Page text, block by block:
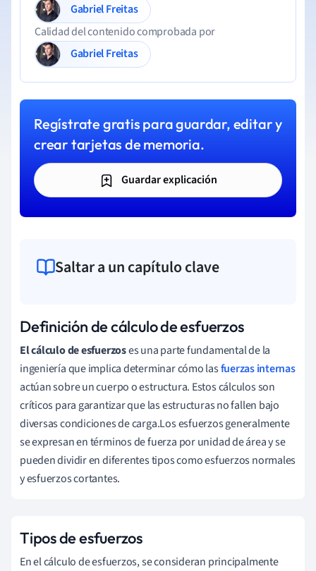
Gabriel Freitas
Calidad del contenido comprobada por
Gabriel Freitas
Regístrate gratis para guardar, editar y
crear tarjetas de memoria.
Guardar explicación
Saltar a un capítulo clave
Definición de cálculo de esfuerzos
El cálculo de esfuerzoses una parte fundamental de la
ingeniería que implica determinar cómo lasfuerzas internas
actúan sobre un cuerpo o estructura. Estos cálculos son
críticos para garantizar que las estructuras no fallen bajo
diversas condiciones de carga.Los esfuerzos generalmente
se expresan en términos de fuerza por unidad de área y se
pueden dividir en diferentes tipos como esfuerzos normales
y esfuerzos cortantes.
Tipos de esfuerzos
En el cálculo de esfuerzos, se consideran principalmente